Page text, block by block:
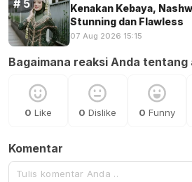
Kenakan Kebaya,
Stunning dan Flawless
07 Aug 2026 15:15
Bagaimana reaksi Anda tentang
0 Like 0 Dislike 0 Funny
Komentar